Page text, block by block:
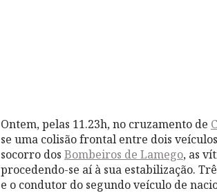
Ontem, pelas 11.23h, no cruzamento de
se uma colisão frontal entre dois
socorro dos Bombeiros de Lamego, as
procedendo-se aí à sua estabilização.
e o condutor do segundo veículo de